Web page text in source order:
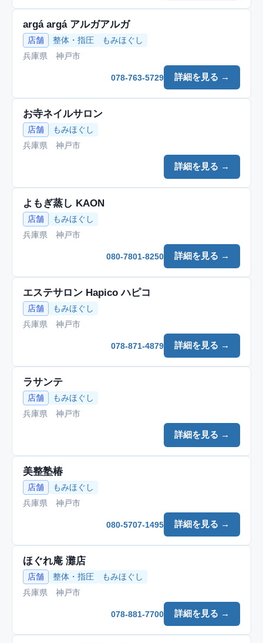
argá argá アルガアルガ
店舗 整体・指圧
もみほぐし
兵庫県 神戸市
詳細を見る →
078-763-5729
お寺ネイルサロン
店舗
もみほぐし
兵庫県 神戸市
詳細を見る →
よもぎ蒸し KAON
店舗
もみほぐし
兵庫県 神戸市
詳細を見る →
080-7801-8250
エステサロン Hapico ハピコ
店舗
もみほぐし
兵庫県 神戸市
詳細を見る →
078-871-4879
ラサンテ
店舗
もみほぐし
兵庫県 神戸市
詳細を見る →
美整塾椿
店舗
もみほぐし
兵庫県 神戸市
詳細を見る →
080-5707-1495
ほぐれ庵 灘店
店舗 整体・指圧
もみほぐし
兵庫県 神戸市
詳細を見る →
078-881-7700